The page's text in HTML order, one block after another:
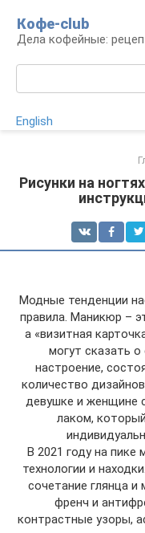
контенту
Кофе-club
Дела кофейные:
English
Рисунки на
Модные тенденции
правила. Маникюр –
а «визитная
могут сказать о
настроение,
количество
девушке и женщине
лаком,
В 2021 году на пике
технологии и
сочетание глянца и
френч и
контрастные узоры,